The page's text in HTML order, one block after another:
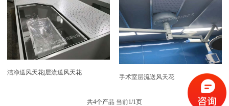
洁净送风天花|层流送风天花
手术室层流送风天花
共4个产品 当前1/1页